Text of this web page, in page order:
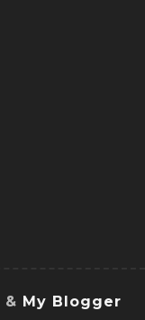
& My Blogger